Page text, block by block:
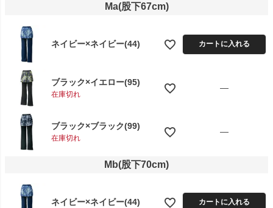
Ma(股下67cm)
ネイビー×ネイビー(44) カートに入れる
ブラック×イエロー(95)
在庫切れ
—
ブラック×ブラック(99)
在庫切れ
—
Mb(股下70cm)
ネイビー×ネイビー(44) カートに入れる